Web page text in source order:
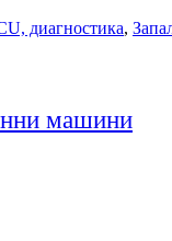
диагностика,
машини